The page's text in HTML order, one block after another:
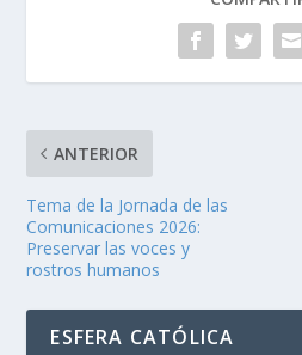
ANTERIOR
Tema de la Jornada de las
Comunicaciones 2026:
Preservar las voces y
rostros humanos
ESFERA CATÓLICA